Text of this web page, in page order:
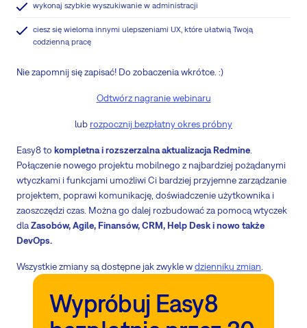
wykonaj szybkie wyszukiwanie w administracji
ciesz się wieloma innymi ulepszeniami UX, które ułatwią Twoją
codzienną pracę
Nie zapomnij się zapisać! Do zobaczenia wkrótce. :)
Odtwórz nagranie webinaru
lub rozpocznij bezpłatny okres próbny
Easy8 to kompletna i rozszerzalna aktualizacja Redmine
Połączenie nowego projektu mobilnego z najbardziej pożądanymi
wtyczkami i funkcjami umożliwi Ci bardziej przyjemne zarządzanie
projektem, poprawi komunikację, doświadczenie użytkownika i
zaoszczędzi czas. Można go dalej rozbudować za pomocą wtyczek
dlaZasobów, Agile, Finansów, CRM, Help Desk i nowo także
DevOps.
Wszystkie zmiany są dostępne jak zwykle wdzienniku zmian
Wypróbuj Easy8